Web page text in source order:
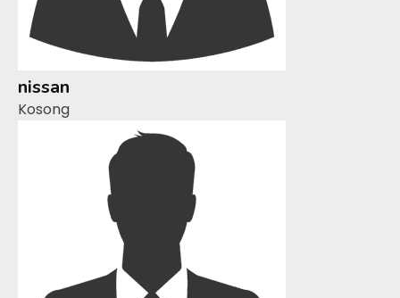
nissan
Kosong